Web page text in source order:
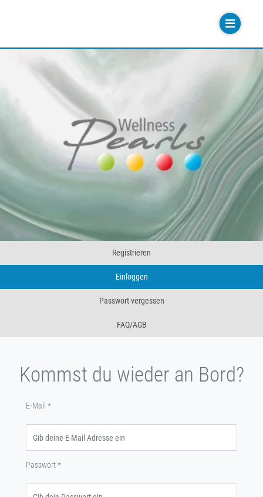
Registrieren
Einloggen
Passwort vergessen
FAQ/AGB
Kommst du wieder an Bord?
E-Mail *
Passwort*